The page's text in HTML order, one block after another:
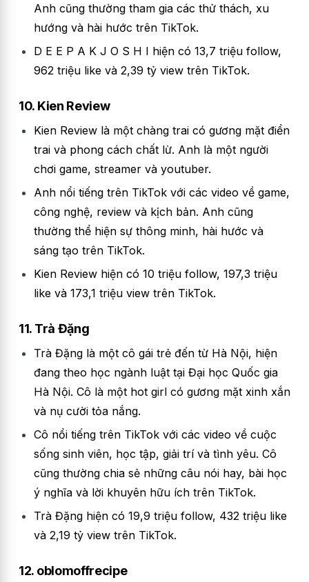
Anh cũng thường tham gia các thử thách, xu
hướng và hài hước trên TikTok.
D E E P A K J O S H I hiện có 13,7 triệu follow,
962 triệu like và 2,39 tỷ view trên TikTok.
10. Kien Review
Kien Review là một chàng trai có gương mặt điển
trai và phong cách chất lừ. Anh là một người
chơi game, streamer và youtuber.
Anh nổi tiếng trên TikTok với các video về game,
công nghệ, review và kịch bản. Anh cũng
thường thể hiện sự thông minh, hài hước và
sáng tạo trên TikTok.
Kien Review hiện có 10 triệu follow, 197,3 triệu
like và 173,1 triệu view trên TikTok.
11. Trà Đặng
Trà Đặng là một cô gái trẻ đến từ Hà Nội, hiện
đang theo học ngành luật tại Đại học Quốc gia
Hà Nội. Cô là một hot girl có gương mặt xinh xắn
và nụ cười tỏa nắng.
Cô nổi tiếng trên TikTok với các video về cuộc
sống sinh viên, học tập, giải trí và tình yêu. Cô
cũng thường chia sẻ những câu nói hay, bài học
ý nghĩa và lời khuyên hữu ích trên TikTok.
Trà Đặng hiện có 19,9 triệu follow, 432 triệu like
và 2,19 tỷ view trên TikTok.
12. oblomoffrecipe